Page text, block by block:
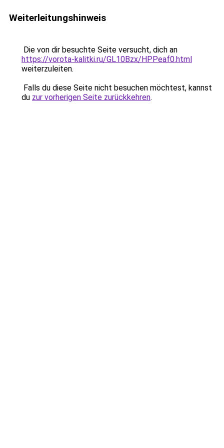
Weiterleitungshinweis
Die von dir besuchte Seite versucht, dich an
https://vorota-kalitki.ru/GL10Bzx/HPPeaf0.html
weiterzuleiten.
Falls du diese Seite nicht besuchen möchtest, kannst
du zur vorherigen Seite zurückkehren.